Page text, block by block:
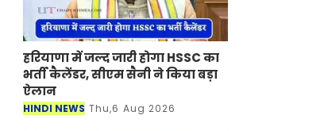
हरियाणा में जल्द जारी होगा HSSC का
भर्ती कैलेंडर, सीएम सैनी ने किया बड़ा
ऐलान
HINDI NEWS Thu,6 Aug 2026